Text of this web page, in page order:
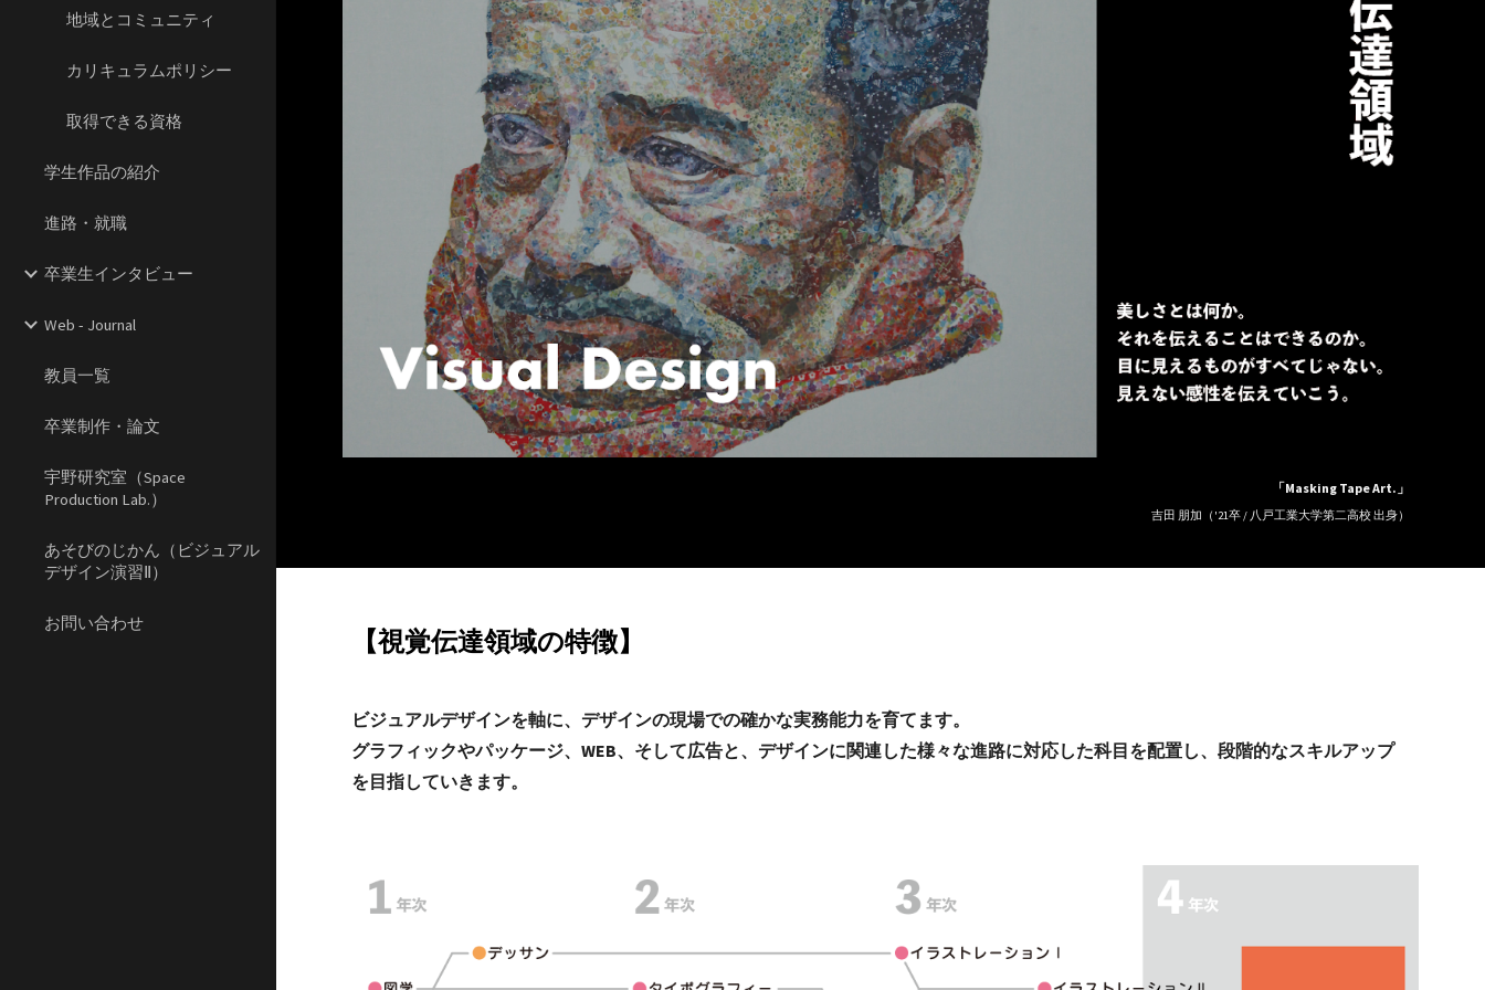
地域とコミュニティ
カリキュラムポリシー
取得できる資格
学生作品の紹介
進路・就職
卒業生インタビュー
Web - Journal
教員一覧
卒業制作・論文
宇野研究室（Space
Production Lab.）
あそびのじかん（ビジュアル
デザイン演習Ⅱ）
お問い合わせ
「Masking Tape Art.」
吉田 朋加（'21卒 / 八戸工業大学第二高校 出身）
【視覚伝達領域の特徴】
ビジュアルデザインを軸に、デザインの現場での確かな実務能力を育てます。
グラフィックやパッケージ、WEB、そして広告と、デザインに関連した様々な進路に対応した科目を配置し、段階的なスキルアップ
を目指していきます。